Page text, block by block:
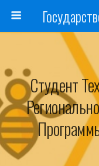
Студент